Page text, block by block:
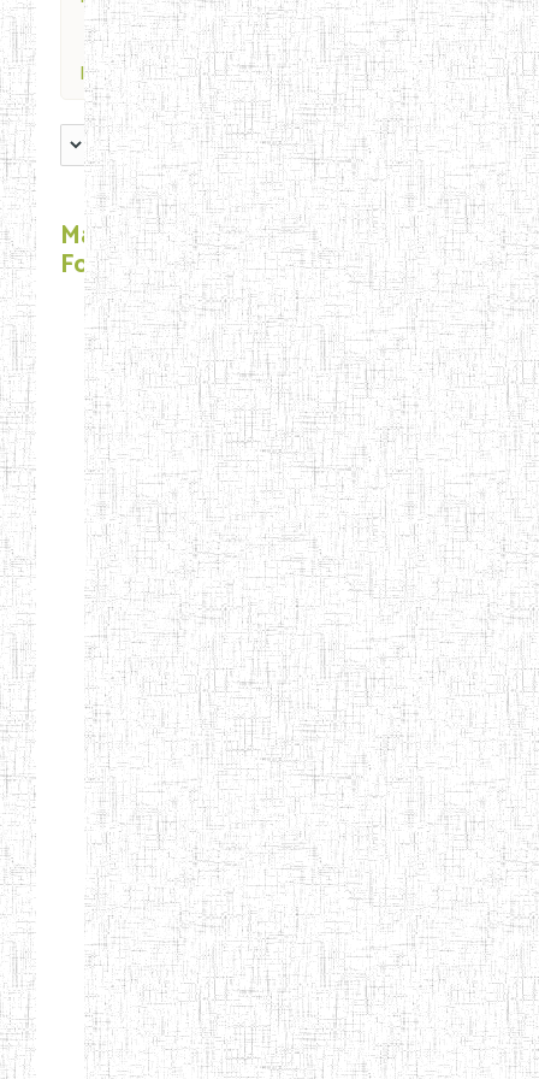
Index
Main
Forum
About you
3810 topics
Suggestion
Box
638 topics
Charter
441 topics
Distance
Learning
119 topics
Payment
of tuition
fees
123 topics
School
health
310 topics